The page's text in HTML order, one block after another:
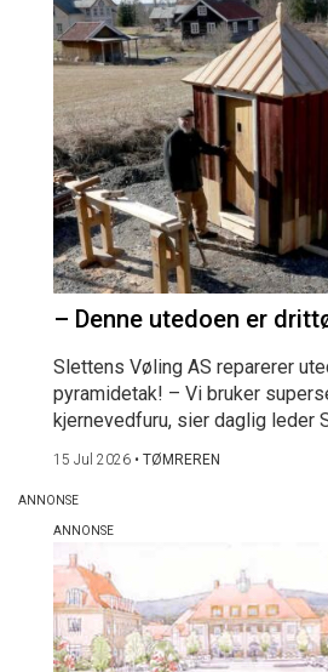
– Denne utedoen er
Slettens Vøling AS reparerer
pyramidetak! – Vi bruker
kjernevedfuru, sier daglig leder
15 Jul 2026 • TØMREREN